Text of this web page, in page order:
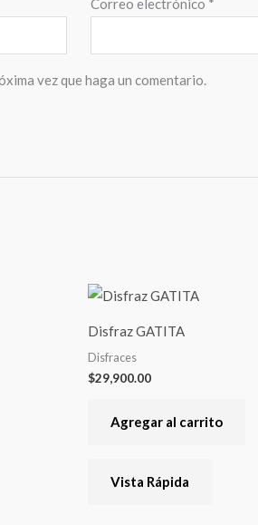
Correo electrónico *
vez que haga un comentario.
Disfraz GATITA
Disfraces
$29,900.00
Agregar al carrito
Vista Rápida